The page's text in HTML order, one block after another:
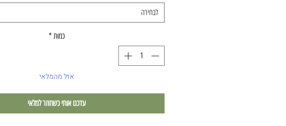
לבחירה
כמות *
אזל מהמלאי
עדכנו אותי כשחוזר למלאי